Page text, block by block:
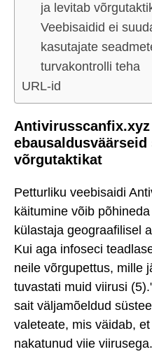
ja levitab
Veebisaidid ei
kasutajate
turvakontrolli teha
URL-id
võrgutaktikat
Petturliku veebisaidi
käitumine võib
külastaja geograafilisel
Kui aga infoseci
neile võrgupettus, mille
tuvastati muid viirusi
sait väljamõeldud
valeteate, mis väidab,
nakatunud viie